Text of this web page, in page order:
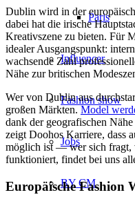
Paris
Influencer
Fashion show
Jobs
BY CM
Dublin wird in der
dabei hat die irische
Kreativszene zu bieten. Für
idealer Ausgangspunkt:
wachsende Zahl
Nähe zur britischen
Wer von Dublin aus
großen Märkten. Model
dank der geografischen
zeigt Doohos Karriere, dass
möglich ist — wer sich fragt,
funktioniert, findet bei uns
Europäische Fashion